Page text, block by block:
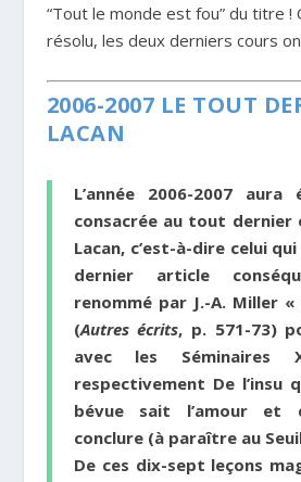
“Tout le monde est fou” du titre !
résolu, les deux derniers cours
2006-2007 LE TOUT
LACAN
L’année 2006-2007
consacrée au tout dernier
Lacan, c’est-à-dire celui
dernier article
renommé par J.-A. Miller «
(Autres écrits, p. 571-73)
avec les Séminaires
respectivement De l’insu
bévue sait l’amour et
conclure (à paraître au
De ces dix-sept leçons